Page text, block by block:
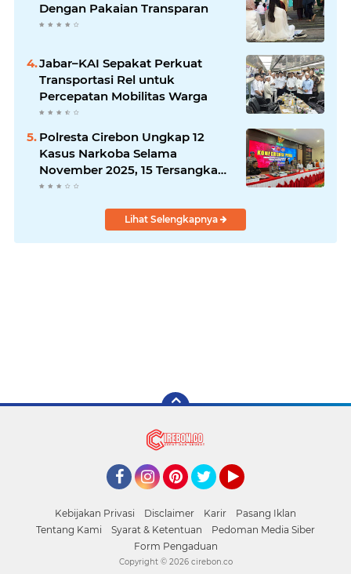
Dengan Pakaian Transparan
Jabar–KAI Sepakat Perkuat
Transportasi Rel untuk
Percepatan Mobilitas Warga
Polresta Cirebon Ungkap 12
Kasus Narkoba Selama
November 2025, 15 Tersangka
Diamankan
Lihat Selengkapnya
Kebijakan Privasi Disclaimer Karir
Pasang Iklan
Tentang Kami
Syarat & Ketentuan
Pedoman Media Siber
Form Pengaduan
Copyright © 2026 cirebon.co